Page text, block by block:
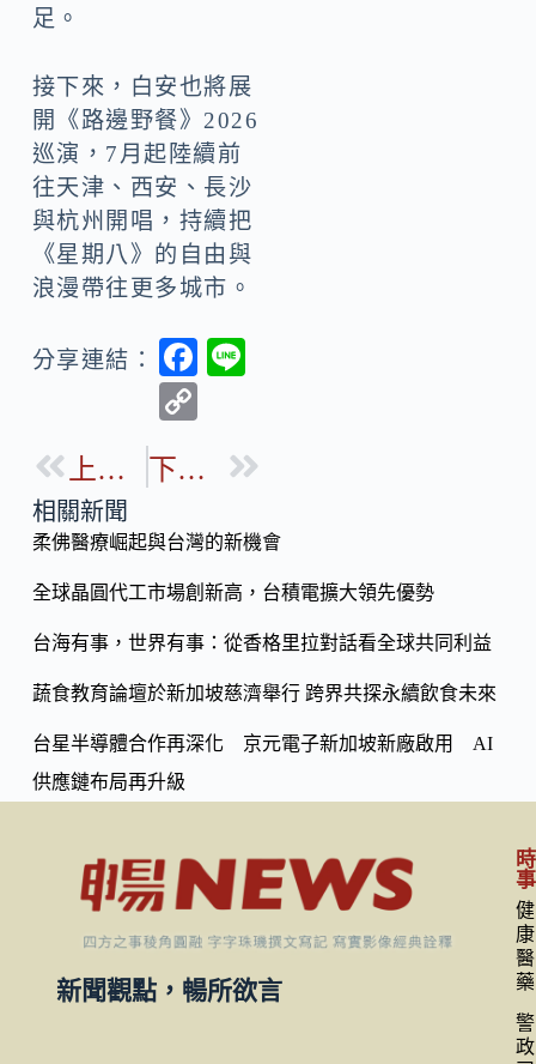
足。
接下來，白安也將展
開《路邊野餐》2026
巡演，7月起陸續前
往天津、西安、長沙
與杭州開唱，持續把
《星期八》的自由與
浪漫帶往更多城市。
分享連結：
F
b
o
k
p
Li
n
k
上一篇 下一篇
相關新聞
柔佛醫療崛起與台灣的新機會
全球晶圓代工市場創新高，台積電擴大領先優勢
台海有事，世界有事：從香格里拉對話看全球共同利益
蔬食教育論壇於新加坡慈濟舉行 跨界共探永續飲食未來
台星半導體合作再深化 京元電子新加坡新廠啟用 AI
供應鏈布局再升級
新聞觀點，暢所欲言
時
事
健
康
醫
藥
警
政